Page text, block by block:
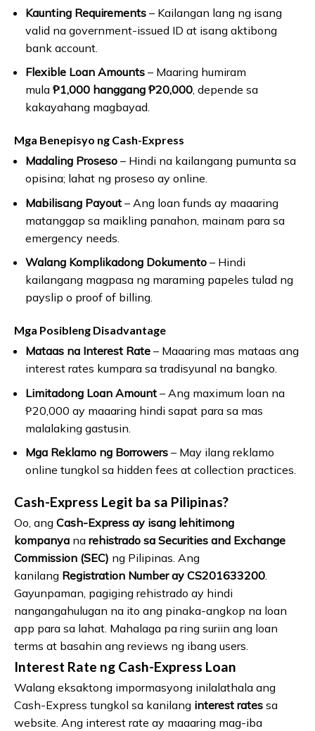
Kaunting Requirements– Kailangan lang ng isang
valid na government-issued ID at isang aktibong
bank account.
Flexible Loan Amounts– Maaring humiram
mula ₱1,000 hanggang ₱20,000, depende sa
kakayahang magbayad.
Mga Benepisyo ng Cash-Express
Madaling Proseso– Hindi na kailangang pumunta sa
opisina; lahat ng proseso ay online.
Mabilisang Payout– Ang loan funds ay maaaring
matanggap sa maikling panahon, mainam para sa
emergency needs.
Walang Komplikadong Dokumento– Hindi
kailangang magpasa ng maraming papeles tulad ng
payslip o proof of billing.
Mga Posibleng Disadvantage
Mataas na Interest Rate– Maaaring mas mataas ang
interest rates kumpara sa tradisyunal na bangko.
Limitadong Loan Amount– Ang maximum loan na
₱20,000 ay maaaring hindi sapat para sa mas
malalaking gastusin.
Mga Reklamo ng Borrowers– May ilang reklamo
online tungkol sa hidden fees at collection practices.
Cash-Express Legit ba sa Pilipinas?
Oo, ang Cash-Express ay isang lehitimong
kompanya na rehistrado sa Securities and Exchange
Commission (SEC) ng Pilipinas. Ang
kanilang Registration Number ay CS201633200.
Gayunpaman, pagiging rehistrado ay hindi
nangangahulugan na ito ang pinaka-angkop na loan
app para sa lahat. Mahalaga pa ring suriin ang loan
terms at basahin ang reviews ng ibang users.
Interest Rate ng Cash-Express Loan
Walang eksaktong impormasyong inilalathala ang
Cash-Express tungkol sa kanilang interest rates sa
website. Ang interest rate ay maaaring mag-iba